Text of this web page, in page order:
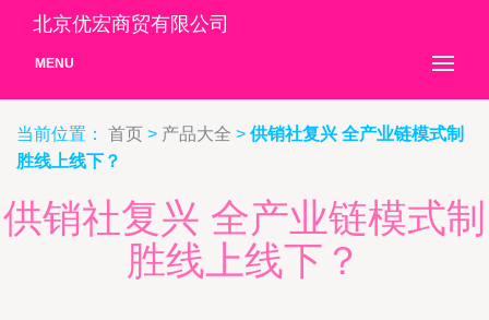
北京优宏商贸有限公司
MENU
当前位置： 首页 > 产品大全 > 供销社复兴 全产业链模式制
胜线上线下？
供销社复兴 全产业链模式制
胜线上线下？